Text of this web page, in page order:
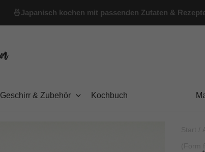
🍜Japanisch kochen mit passenden Zutaten &
Geschirr & Zubehör Kochbuch